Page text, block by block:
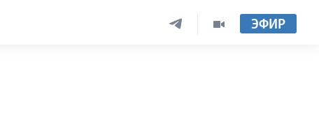
ЭФИР